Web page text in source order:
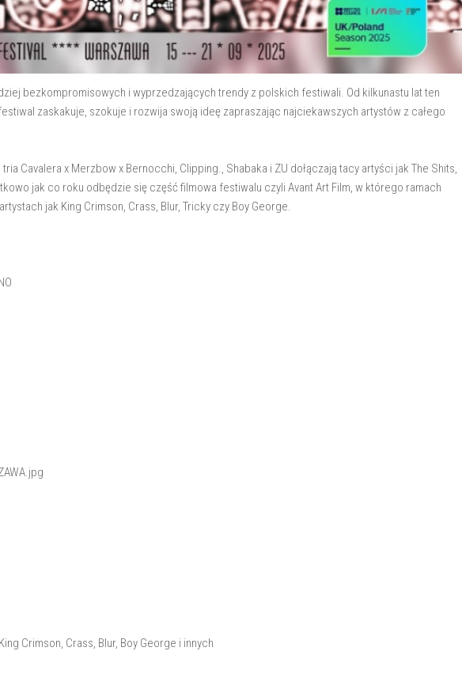
bezkompromisowych i wyprzedzających trendy z polskich festiwali. Od kilkunastu lat ten
zaskakuje, szokuje i rozwija swoją ideę zapraszając najciekawszych artystów z całego
Cavalera x Merzbow x Bernocchi, Clipping., Shabaka i ZU dołączają tacy artyści jak The Shits,
jak co roku odbędzie się część filmowa festiwalu czyli Avant Art Film, w którego ramach
jak King Crimson, Crass, Blur, Tricky czy Boy George.
Crimson, Crass, Blur, Boy George i innych